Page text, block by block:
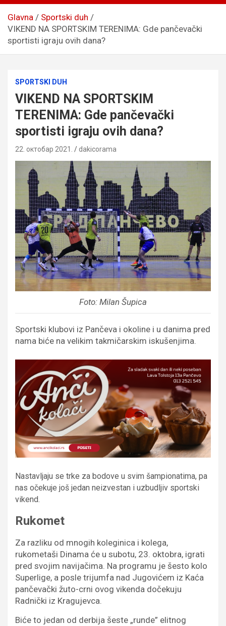
Glavna
Sportski duh
VIKEND NA SPORTSKIM TERENIMA: Gde pančevački
sportisti igraju ovih dana?
SPORTSKI DUH
VIKEND NA SPORTSKIM
TERENIMA: Gde pančevački
sportisti igraju ovih dana?
22. октобар 2021. dakicorama
Foto: Milan Šupica
Sportski klubovi iz Pančeva i okoline i u danima pred
nama biće na velikim takmičarskim iskušenjima.
Nastavljaju se trke za bodove u svim šampionatima, pa
nas očekuje još jedan neizvestan i uzbudljiv sportski
vikend.
Rukomet
Za razliku od mnogih koleginica i kolega,
rukometaši Dinama će u subotu, 23. oktobra, igrati
pred svojim navijačima. Na programu je šesto kolo
Superlige, a posle trijumfa nad Jugovićem iz Kaća
pančevački žuto-crni ovog vikenda dočekuju
Radnički iz Kragujevca.
Biće to jedan od derbija šeste „runde” elitnog